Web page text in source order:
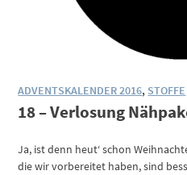
ADVENTSKALENDER 2016, STOFFE
18 – Verlosung
Ja, ist denn heut‘ schon
die wir vorbereitet haben, sind